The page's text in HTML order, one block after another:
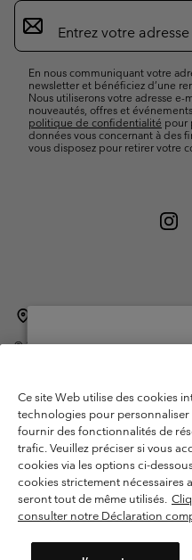
Inscription
par
e-
En nous communiquant votre
newsletter et bénéficiez d’une
Nous utiliserons votre adresse
nouveautés, offres et
politique de confidentialité pour
données vous concernant à des
vous disposez pour retirer votre
©2026Columbia Sportswear
Garanties Légales
Politique de
Conditions d'utilisation - Membres
Conditions D'utilisation - Contenu
Cookies
Ce site Web utilise des cookies
technologies pour
fournir des fonctionnalités de
trafic. Veuillez préciser si vous
cookies via les options ci-
cookies strictement nécessaires
seront tout de même utilisés.
consulter notre Déclaration
Achats
United States
Belgium-English
Belgium-Français